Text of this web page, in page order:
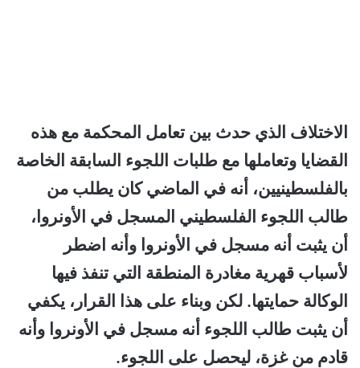
الاختلاف الذي حدث بين تعامل المحكمة مع هذه
القضايا وتعاملها مع طلبات اللجوء السابقة الخاصة
بالفلسطينيين، أنه في الماضي كان يطلب من
طالب اللجوء الفلسطيني المسجل في الأونروا،
أن يثبت أنه مسجل في الأونروا وأنه اضطر
لأسباب قهرية مغادرة المنطقة التي تنفذ فيها
الوكالة حمايتها. لكن وبناء على هذا القرار، يكفي
أن يثبت طالب اللجوء أنه مسجل في الأونروا وأنه
قادم من غزة، ليحصل على اللجوء.